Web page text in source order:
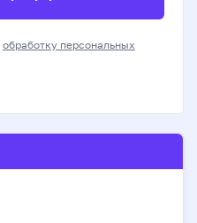
обработку персональных